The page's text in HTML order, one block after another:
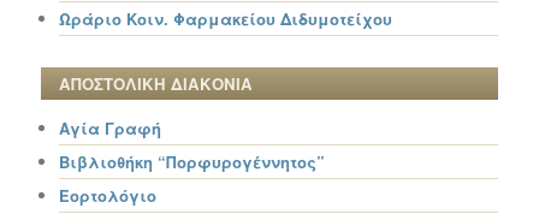
Ωράριο Κοιν. Φαρμακείου Διδυμοτείχου
ΑΠΟΣΤΟΛΙΚΗ ΔΙΑΚΟΝΙΑ
Αγία Γραφή
Βιβλιοθήκη “Πορφυρογέννητος”
Εορτολόγιο